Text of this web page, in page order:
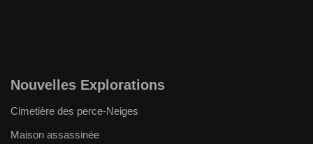
Nouvelles Explorations
Cimetière des perce-Neiges
Maison assassinée